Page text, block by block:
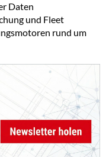
Daten
und Fleet
rund um